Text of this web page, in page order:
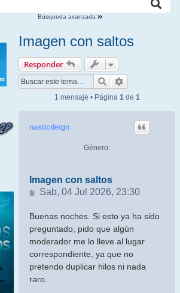
Búsqueda avanzada
Imagen con saltos
Responder
Buscar
1 mensaje • Página 1de 1
nasticdetgn
Género:
Imagen con saltos
Mensaje
Sab, 04 Jul 2026, 23:30
Buenas noches. Si esto ya ha sido
preguntado, pido que algún
moderador me lo lleve al lugar
correspondiente, ya que no
pretendo duplicar hilos ni nada
raro.